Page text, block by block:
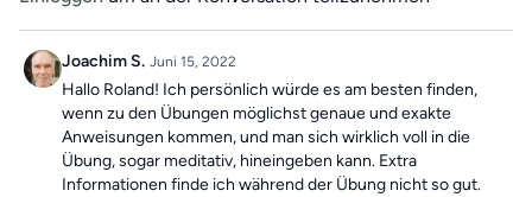
"Vergangene Trainings des Tages".
Joachim S. Juni 15, 2022
Hallo Roland! Ich persönlich würde es am besten finden,
wenn zu den Übungen möglichst genaue und exakte
Anweisungen kommen, und man sich wirklich voll in die
Übung, sogar meditativ, hineingeben kann. Extra
Informationen finde ich während der Übung nicht so gut.